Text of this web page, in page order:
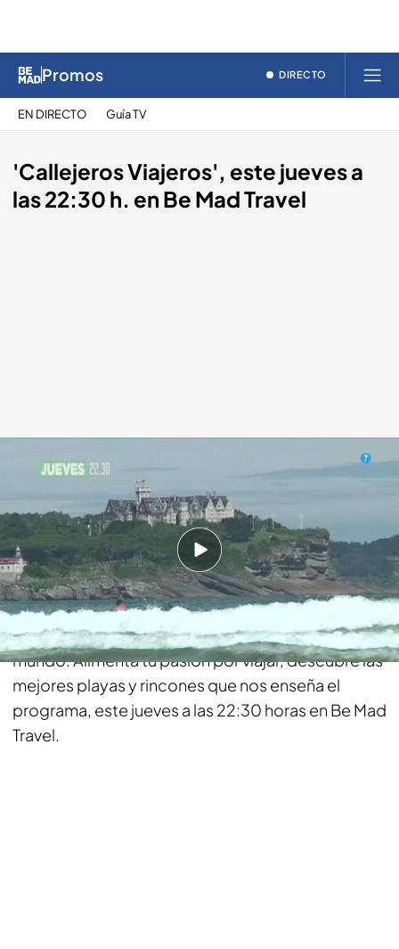
Promos DIRECTO
EN DIRECTO Guía TV
'Callejeros Viajeros', este jueves a
las 22:30 h. en Be Mad Travel
bemad.es
Compartir
Los viajes de 'Callejeros Viajeros' muestran
diferentes estilos de vida de cualquier parte del
mundo. Alimenta tu pasión por viajar, descubre las
mejores playas y rincones que nos enseña el
programa, este jueves a las 22:30 horas en Be Mad
Travel.